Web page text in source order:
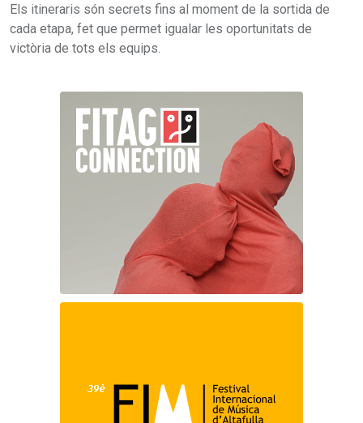
Els itineraris són secrets fins al moment de la sortida de
cada etapa, fet que permet igualar les oportunitats de
victòria de tots els equips.